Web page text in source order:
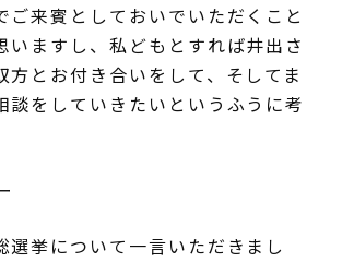
ご来賓としておいでいただくこと
いますし、私どもとすれば井出さ
方とお付き合いをして、そしてま
談をしていきたいというふうに考
挙について一言いただきまし